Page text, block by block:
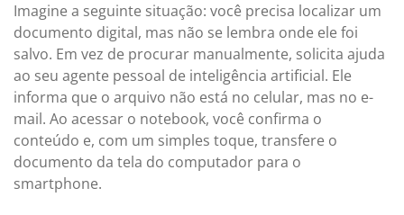
Imagine a seguinte situação: você precisa localizar um
documento digital, mas não se lembra onde ele foi
salvo. Em vez de procurar manualmente, solicita ajuda
ao seu agente pessoal de inteligência artificial. Ele
informa que o arquivo não está no celular, mas no e-
mail. Ao acessar o notebook, você confirma o
conteúdo e, com um simples toque, transfere o
documento da tela do computador para o
smartphone.